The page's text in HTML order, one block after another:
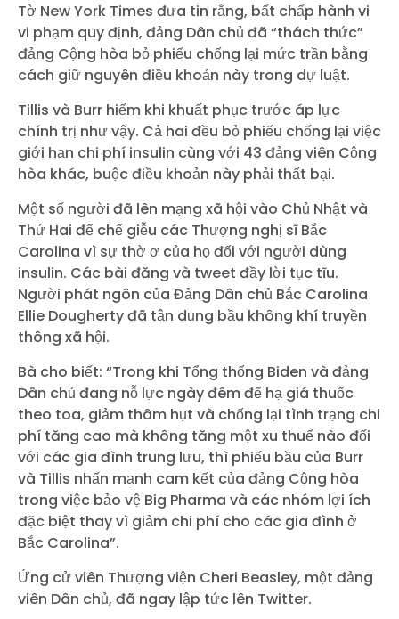
Tờ New York Times đưa tin rằng, bất chấp hành vi
vi phạm quy định, đảng Dân chủ đã “thách thức”
đảng Cộng hòa bỏ phiếu chống lại mức trần bằng
cách giữ nguyên điều khoản này trong dự luật.
Tillis và Burr hiếm khi khuất phục trước áp lực
chính trị như vậy. Cả hai đều bỏ phiếu chống lại việc
giới hạn chi phí insulin cùng với 43 đảng viên Cộng
hòa khác, buộc điều khoản này phải thất bại.
Một số người đã lên mạng xã hội vào Chủ Nhật và
Thứ Hai để chế giễu các Thượng nghị sĩ Bắc
Carolina vì sự thờ ơ của họ đối với người dùng
insulin. Các bài đăng và tweet đầy lời tục tĩu.
Người phát ngôn của Đảng Dân chủ Bắc Carolina
Ellie Dougherty đã tận dụng bầu không khí truyền
thông xã hội.
Bà cho biết: “Trong khi Tổng thống Biden và đảng
Dân chủ đang nỗ lực ngày đêm để hạ giá thuốc
theo toa, giảm thâm hụt và chống lại tình trạng chi
phí tăng cao mà không tăng một xu thuế nào đối
với các gia đình trung lưu, thì phiếu bầu của Burr
và Tillis nhấn mạnh cam kết của đảng Cộng hòa
trong việc bảo vệ Big Pharma và các nhóm lợi ích
đặc biệt thay vì giảm chi phí cho các gia đình ở
Bắc Carolina”.
Ứng cử viên Thượng viện Cheri Beasley, một đảng
viên Dân chủ, đã ngay lập tức lên Twitter.